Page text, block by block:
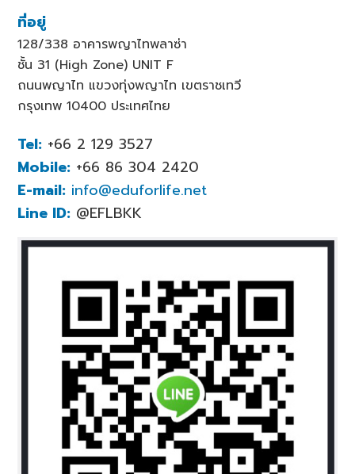
ที่อยู่
128/338 อาคารพญาไทพลาซ่า
ชั้น 31 (High Zone) UNIT F
ถนนพญาไท แขวงทุ่งพญาไท เขตราชเทวี
กรุงเทพ 10400 ประเทศไทย
Tel: +66 2 129 3527
Mobile: +66 86 304 2420
E-mail: info@eduforlife.net
Line ID: @EFLBKK